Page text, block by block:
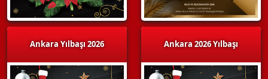
Ankara Yılbaşı 2026 Ankara 2026 Yılbaşı